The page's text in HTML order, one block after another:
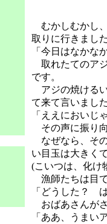
むかしむかし
取りに行きました
「今日はなかな
取れたてのア
です。
アジの焼ける
て来て言いました
「ええにおいじ
その声に振り向
なぜなら、そ
い目玉は大きく
(こいつは、化け
漁師たちは目で
「どうした？
おばあさんがさ
「ああ、うまい